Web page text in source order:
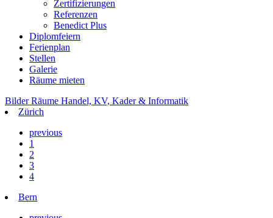
Zertifizierungen
Referenzen
Benedict Plus
Diplomfeiern
Ferienplan
Stellen
Galerie
Räume mieten
Bilder Räume Handel, KV, Kader & Informatik
Zürich
previous
1
2
3
4
Bern